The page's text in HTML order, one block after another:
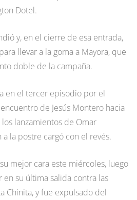
Dotel.
y, en el cierre de esa entrada,
llevar a la goma a Mayora, que
doble de la campaña.
en el tercer episodio por el
de Jesús Montero hacia
lanzamientos de Omar
a la postre cargó con el revés.
mejor cara este miércoles, luego
su última salida contra las
Chinita, y fue expulsado del